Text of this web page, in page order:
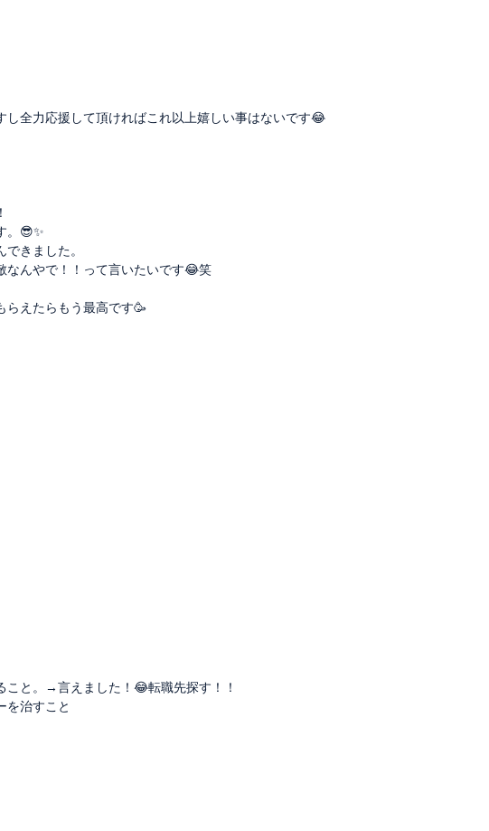
全力応援して頂ければこれ以上嬉しい事はないです😂
。😎✨
きました。
なんやで！！って言いたいです😂笑
らえたらもう最高です🥳
こと。→言えました！😂転職先探す！！
を治すこと